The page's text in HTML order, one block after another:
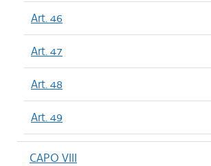
Art. 46
Art. 47
Art. 48
Art. 49
CAPO VIII